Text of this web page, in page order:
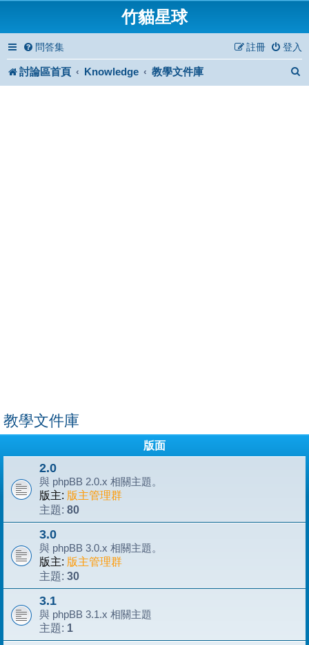
竹貓星球
問答集 登入
註冊
討論區首頁 Knowledge 教學文件庫
教學文件庫
版面
2.0
與 phpBB 2.0.x 相關主題。
版主: 版主管理群
主題: 80
3.0
與 phpBB 3.0.x 相關主題。
版主: 版主管理群
主題: 30
3.1
與 phpBB 3.1.x 相關主題
主題: 1